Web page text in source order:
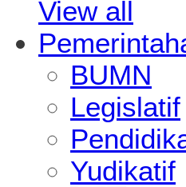
View all
BUMN
Legislatif
Yudikatif